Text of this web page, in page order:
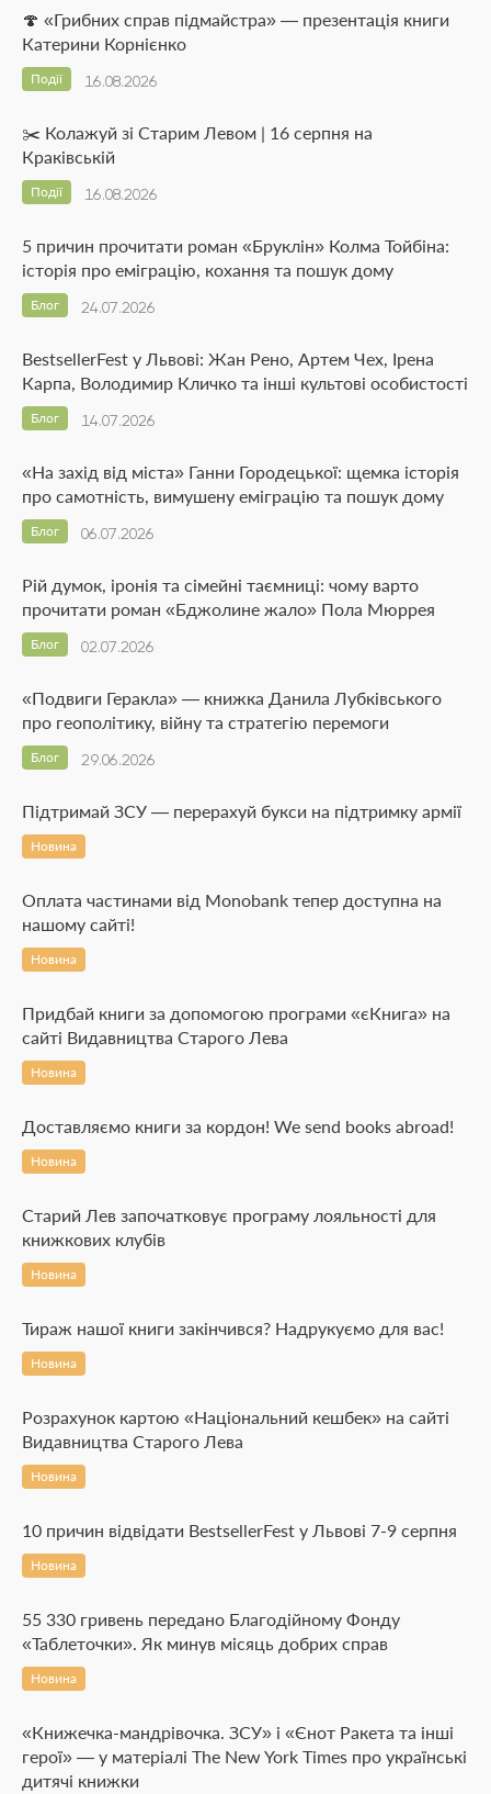
🍄 «Грибних справ підмайстра» — презентація книги
Катерини Корнієнко
16.08.2026
Події
✂️ Колажуй зі Старим Левом | 16 серпня на
Краківській
16.08.2026
Події
5 причин прочитати роман «Бруклін» Колма Тойбіна:
історія про еміграцію, кохання та пошук дому
24.07.2026
Блог
BestsellerFest у Львові: Жан Рено, Артем Чех, Ірена
Карпа, Володимир Кличко та інші культові особистості
14.07.2026
Блог
«На захід від міста» Ганни Городецької: щемка історія
про самотність, вимушену еміграцію та пошук дому
06.07.2026
Блог
Рій думок, іронія та сімейні таємниці: чому варто
прочитати роман «Бджолине жало» Пола Мюррея
02.07.2026
Блог
«Подвиги Геракла» — книжка Данила Лубківського
про геополітику, війну та стратегію перемоги
29.06.2026
Блог
Підтримай ЗСУ — перерахуй букси на підтримку армії
Новина
Оплата частинами від Monobank тепер доступна на
нашому сайті!
Новина
Придбай книги за допомогою програми «єКнига» на
сайті Видавництва Старого Лева
Новина
Доставляємо книги за кордон! We send books abroad!
Новина
Старий Лев започатковує програму лояльності для
книжкових клубів
Новина
Тираж нашої книги закінчився? Надрукуємо для вас!
Новина
Розрахунок картою «Національний кешбек» на сайті
Видавництва Старого Лева
Новина
10 причин відвідати BestsellerFest у Львові 7-9 серпня
Новина
55 330 гривень передано Благодійному Фонду
«Таблеточки». Як минув місяць добрих справ
Новина
«Книжечка-мандрівочка. ЗСУ» і «Єнот Ракета та інші
герої» — у матеріалі The New York Times про українські
дитячі книжки